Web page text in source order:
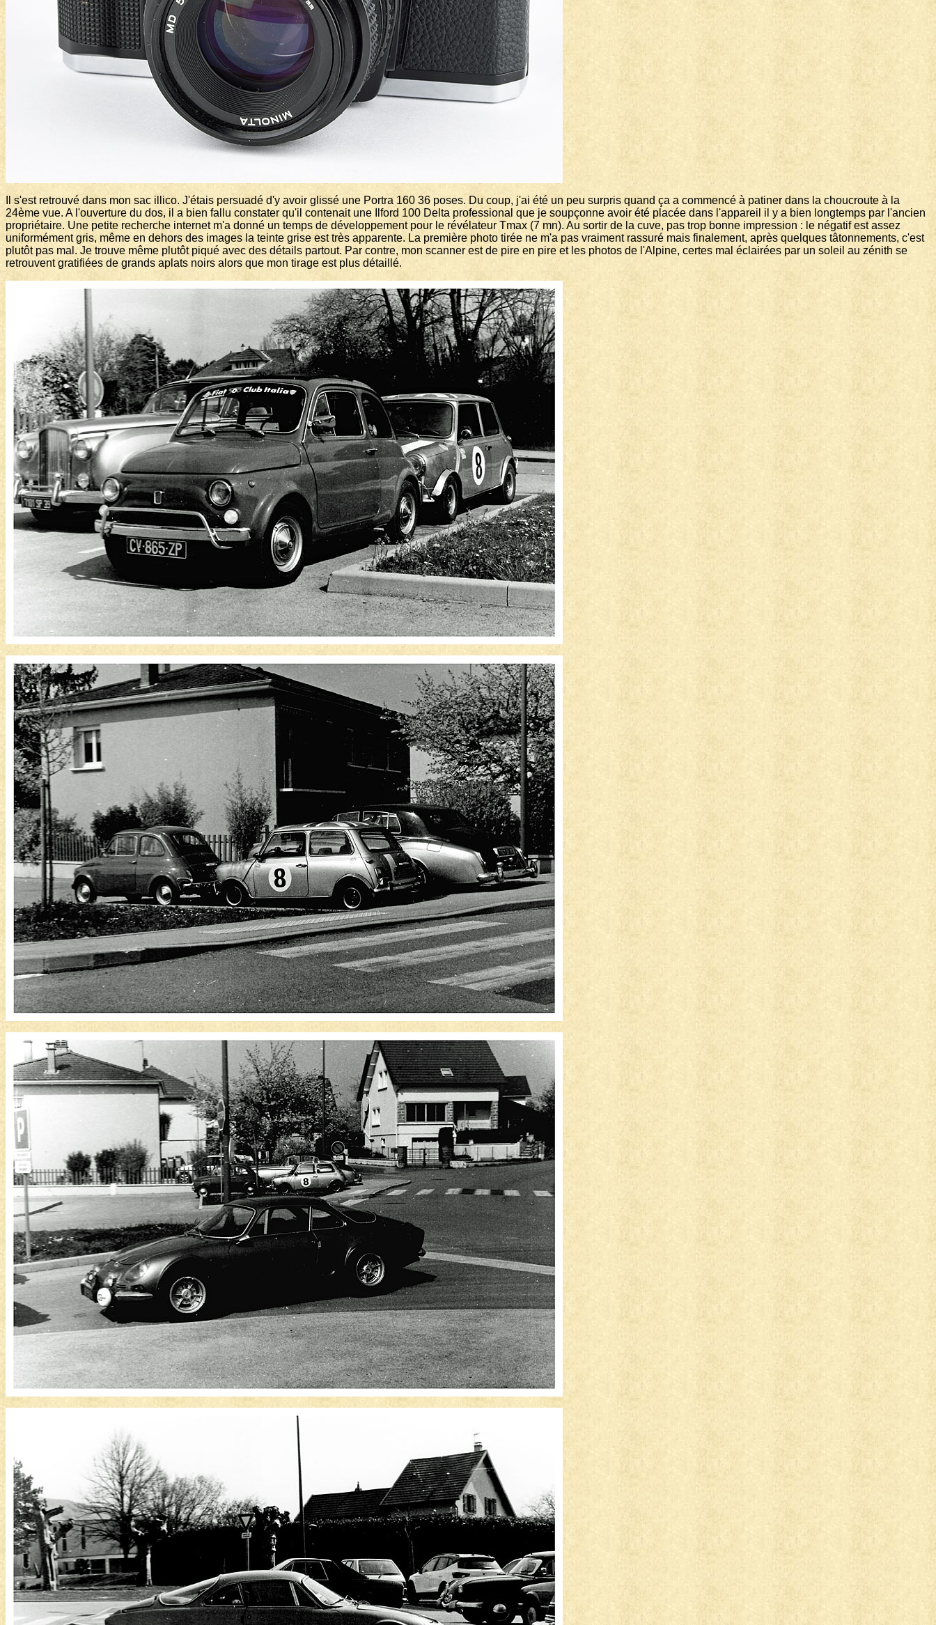
Il s'est retrouvé dans mon sac illico. J'étais persuadé d'y avoir glissé une Portra 160 36 poses. Du coup, j'ai été un peu surpris quand ça a commencé à patiner dans la choucroute à la
24ème vue. A l'ouverture du dos, il a bien fallu constater qu'il contenait une Ilford 100 Delta professional que je soupçonne avoir été placée dans l'appareil il y a bien longtemps par l'ancien
propriétaire. Une petite recherche internet m'a donné un temps de développement pour le révélateur Tmax (7 mn). Au sortir de la cuve, pas trop bonne impression : le négatif est assez
uniformément gris, même en dehors des images la teinte grise est très apparente. La première photo tirée ne m'a pas vraiment rassuré mais finalement, après quelques tâtonnements, c'est
plutôt pas mal. Je trouve même plutôt piqué avec des détails partout. Par contre, mon scanner est de pire en pire et les photos de l'Alpine, certes mal éclairées par un soleil au zénith se
retrouvent gratifiées de grands aplats noirs alors que mon tirage est plus détaillé.